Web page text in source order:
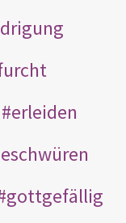
erleiden
gottgefällig